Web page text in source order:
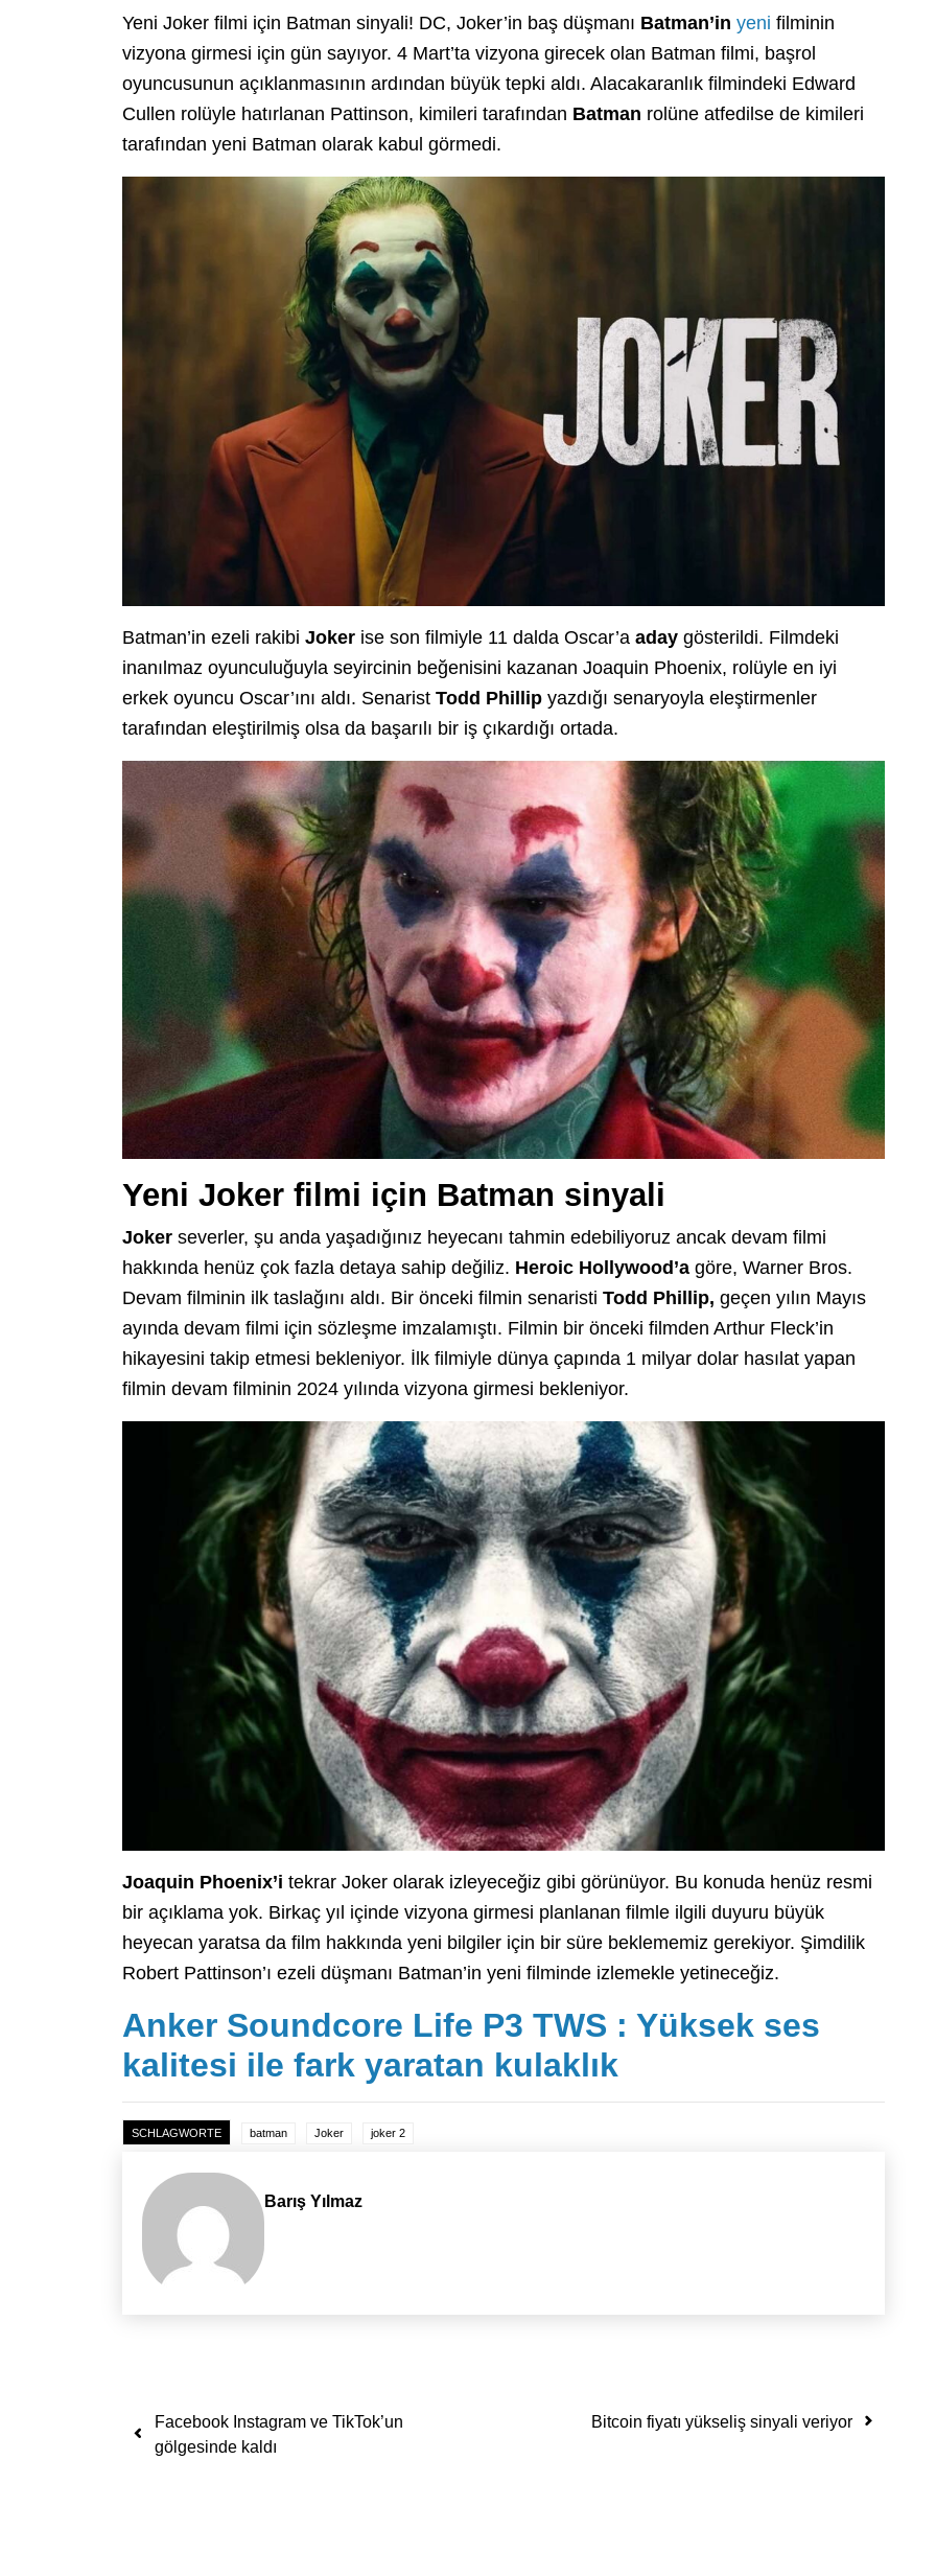
Yeni Joker filmi için Batman sinyali! DC, Joker’in baş düşmanı Batman’in yeni filminin
vizyona girmesi için gün sayıyor. 4 Mart’ta vizyona girecek olan Batman filmi, başrol
oyuncusunun açıklanmasının ardından büyük tepki aldı. Alacakaranlık filmindeki Edward
Cullen rolüyle hatırlanan Pattinson, kimileri tarafından Batman rolüne atfedilse de kimileri
tarafından yeni Batman olarak kabul görmedi.
Batman’in ezeli rakibi Joker ise son filmiyle 11 dalda Oscar’a aday gösterildi. Filmdeki
inanılmaz oyunculuğuyla seyircinin beğenisini kazanan Joaquin Phoenix, rolüyle en iyi
erkek oyuncu Oscar’ını aldı. Senarist Todd Phillip yazdığı senaryoyla eleştirmenler
tarafından eleştirilmiş olsa da başarılı bir iş çıkardığı ortada.
Yeni Joker filmi için Batman sinyali
Joker severler, şu anda yaşadığınız heyecanı tahmin edebiliyoruz ancak devam filmi
hakkında henüz çok fazla detaya sahip değiliz. Heroic Hollywood’a göre, Warner Bros.
Devam filminin ilk taslağını aldı. Bir önceki filmin senaristi Todd Phillip, geçen yılın Mayıs
ayında devam filmi için sözleşme imzalamıştı. Filmin bir önceki filmden Arthur Fleck’in
hikayesini takip etmesi bekleniyor. İlk filmiyle dünya çapında 1 milyar dolar hasılat yapan
filmin devam filminin 2024 yılında vizyona girmesi bekleniyor.
Joaquin Phoenix’i tekrar Joker olarak izleyeceğiz gibi görünüyor. Bu konuda henüz resmi
bir açıklama yok. Birkaç yıl içinde vizyona girmesi planlanan filmle ilgili duyuru büyük
heyecan yaratsa da film hakkında yeni bilgiler için bir süre beklememiz gerekiyor. Şimdilik
Robert Pattinson’ı ezeli düşmanı Batman’in yeni filminde izlemekle yetineceğiz.
Anker Soundcore Life P3 TWS : Yüksek ses
kalitesi ile fark yaratan kulaklık
SCHLAGWORTE batman Joker joker 2
Barış Yılmaz
Yazı dolaşımı
Facebook Instagram ve TikTok’un
gölgesinde kaldı
Bitcoin fiyatı yükseliş sinyali veriyor